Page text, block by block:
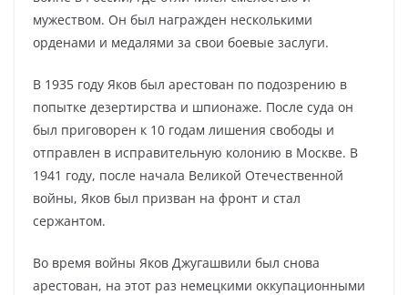
мужеством. Он был награжден несколькими
орденами и медалями за свои боевые заслуги.
В 1935 году Яков был арестован по подозрению в
попытке дезертирства и шпионаже. После суда он
был приговорен к 10 годам лишения свободы и
отправлен в исправительную колонию в Москве. В
1941 году, после начала Великой Отечественной
войны, Яков был призван на фронт и стал
сержантом.
Во время войны Яков Джугашвили был снова
арестован, на этот раз немецкими оккупационными